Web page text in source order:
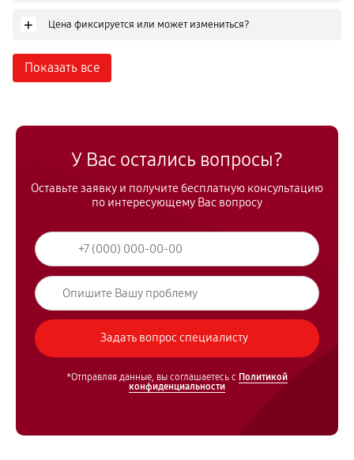
+ Цена фиксируется или может измениться?
Показать все
У Вас остались вопросы?
Оставьте заявку и получите бесплатную консультацию
по интересующему Вас вопросу
*Отправляя данные, вы соглашаетесь с Политикой
конфиденциальности